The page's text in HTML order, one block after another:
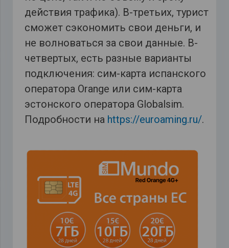
действия трафика). В-третьих, турист
сможет сэкономить свои деньги, и
не волноваться за свои данные. В-
четвертых, есть разные варианты
подключения: сим-карта испанского
оператора Orange или сим-карта
эстонского оператора Globalsim.
Подробности на https://euroaming.ru/.